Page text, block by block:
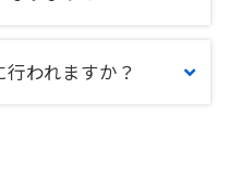
われますか？